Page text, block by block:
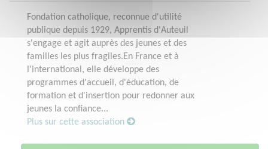
Fondation catholique, reconnue d'utilité
publique depuis 1929, Apprentis d'Auteuil
s'engage et agit auprès des jeunes et des
familles les plus fragiles.En France et à
l'international, elle développe des
programmes d'accueil, d'éducation, de
formation et d'insertion pour redonner aux
jeunes la confiance...
Plus sur cette association